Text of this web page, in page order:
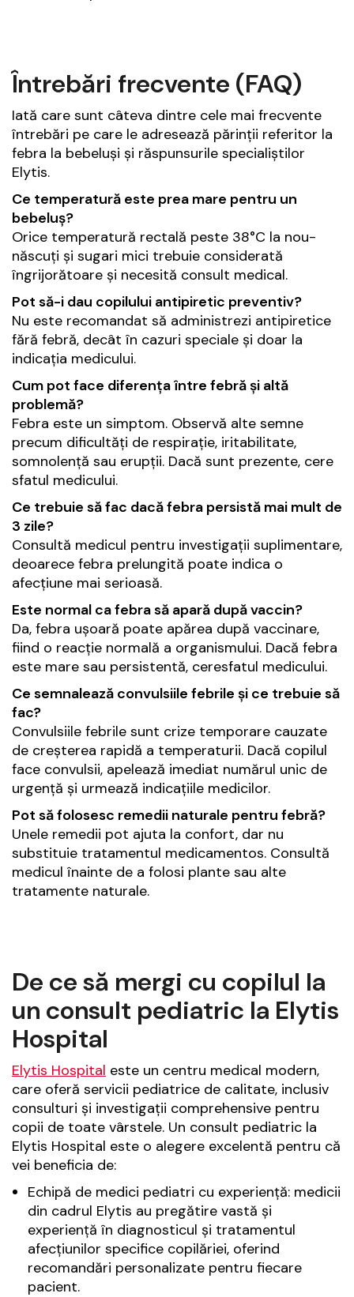
Întrebări frecvente (FAQ)
Iată care sunt câteva dintre cele mai frecvente
întrebări pe care le adresează părinții referitor la
febra la bebeluși și răspunsurile specialiștilor
Elytis.
Ce temperatură este prea mare pentru un
bebeluș?
Orice temperatură rectală peste 38°C la nou-
născuți și sugari mici trebuie considerată
îngrijorătoare și necesită consult medical.
Pot să-i dau copilului antipiretic preventiv?
Nu este recomandat să administrezi antipiretice
fără febră, decât în cazuri speciale și doar la
indicația medicului.
Cum pot face diferența între febră și altă
problemă?
Febra este un simptom. Observă alte semne
precum dificultăți de respirație, iritabilitate,
somnolență sau erupții. Dacă sunt prezente, cere
sfatul medicului.
Ce trebuie să fac dacă febra persistă mai mult de
3 zile?
Consultă medicul pentru investigații suplimentare,
deoarece febra prelungită poate indica o
afecțiune mai serioasă.
Este normal ca febra să apară după vaccin?
Da, febra ușoară poate apărea după vaccinare,
fiind o reacție normală a organismului. Dacă febra
este mare sau persistentă, ceresfatul medicului.
Ce semnalează convulsiile febrile și ce trebuie să
fac?
Convulsiile febrile sunt crize temporare cauzate
de creșterea rapidă a temperaturii. Dacă copilul
face convulsii, apelează imediat numărul unic de
urgență și urmează indicațiile medicilor.
Pot să folosesc remedii naturale pentru febră?
Unele remedii pot ajuta la confort, dar nu
substituie tratamentul medicamentos. Consultă
medicul înainte de a folosi plante sau alte
tratamente naturale.
De ce să mergi cu copilul la
un consult pediatric la Elytis
Hospital
Elytis Hospital este un centru medical modern,
care oferă servicii pediatrice de calitate, inclusiv
consulturi și investigații comprehensive pentru
copii de toate vârstele. Un consult pediatric la
Elytis Hospital este o alegere excelentă pentru că
vei beneficia de:
Echipă de medici pediatri cu experiență: medicii
din cadrul Elytis au pregătire vastă și
experiență în diagnosticul și tratamentul
afecțiunilor specifice copilăriei, oferind
recomandări personalizate pentru fiecare
pacient.